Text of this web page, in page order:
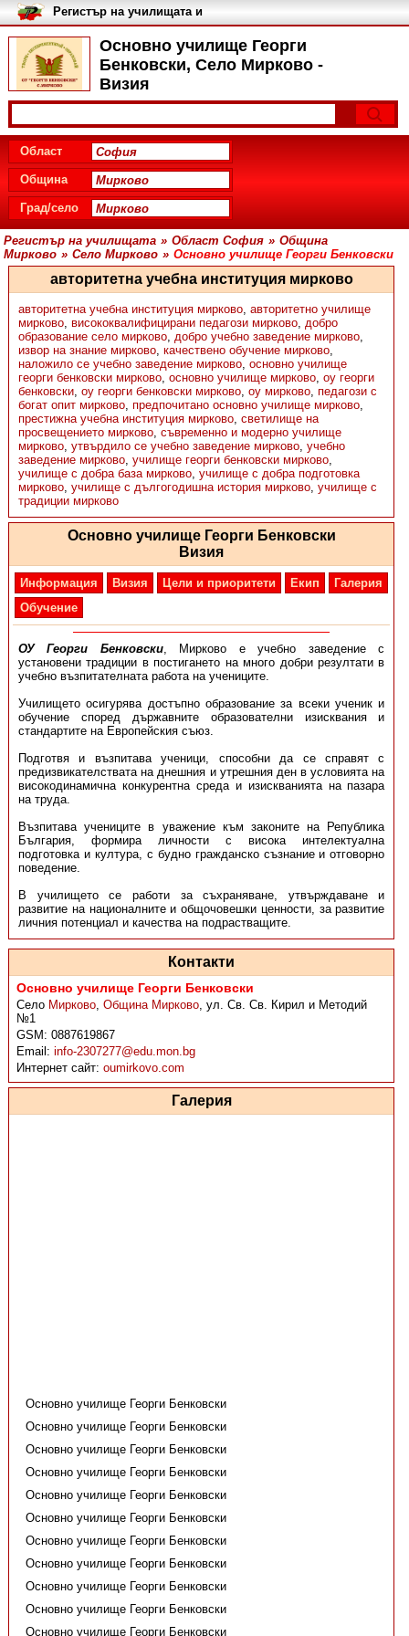
Основно училище Георги
Бенковски, Село Мирково -
Визия
Регистър на училищата и
университетите в България
Област
Община
Град/село
Регистър на училищата » Област София » Община
Мирково » Село Мирково » Основно училище Георги Бенковски
авторитетна учебна институция мирково
авторитетна учебна институция мирково, авторитетно училище
мирково, висококвалифицирани педагози мирково, добро
образование село мирково, добро учебно заведение мирково,
извор на знание мирково, качествено обучение мирково,
наложило се учебно заведение мирково, основно училище
георги бенковски мирково, основно училище мирково, оу георги
бенковски, оу георги бенковски мирково, оу мирково, педагози с
богат опит мирково, предпочитано основно училище мирково,
престижна учебна институция мирково, светилище на
просвещението мирково, съвременно и модерно училище
мирково, утвърдило се учебно заведение мирково, учебно
заведение мирково, училище георги бенковски мирково,
училище с добра база мирково, училище с добра подготовка
мирково, училище с дългогодишна история мирково, училище с
традиции мирково
Основно училище Георги Бенковски
Визия
Информация Визия Цели и приоритети Екип
Галерия
Обучение
ОУ Георги Бенковски, Мирково е учебно заведение с
установени традиции в постигането на много добри резултати в
учебно възпитателната работа на учениците.
Училището осигурява достъпно образование за всеки ученик и
обучение според държавните образователни изисквания и
стандартите на Европейския съюз.
Подготвя и възпитава ученици, способни да се справят с
предизвикателствата на днешния и утрешния ден в условията на
високодинамична конкурентна среда и изискванията на пазара
на труда.
Възпитава учениците в уважение към законите на Република
България, формира личности с висока интелектуална
подготовка и култура, с будно гражданско съзнание и отговорно
поведение.
В училището се работи за съхраняване, утвърждаване и
развитие на националните и общочовешки ценности, за развитие
личния потенциал и качества на подрастващите.
Контакти
Основно училище Георги Бенковски
Село Мирково,Община Мирково,ул. Св. Св. Кирил и Методий
№1
GSM:0887619867
Email:info-2307277@edu.mon.bg
Интернет сайт:oumirkovo.com
Галерия
Основно училище Георги Бенковски
Основно училище Георги Бенковски
Основно училище Георги Бенковски
Основно училище Георги Бенковски
Основно училище Георги Бенковски
Основно училище Георги Бенковски
Основно училище Георги Бенковски
Основно училище Георги Бенковски
Основно училище Георги Бенковски
Основно училище Георги Бенковски
Основно училище Георги Бенковски